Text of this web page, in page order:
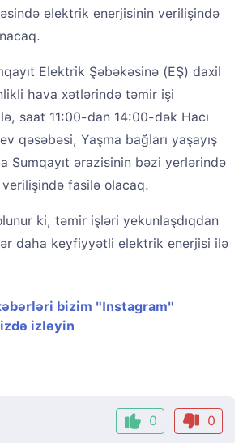
elektrik enerjisinin verilişində
Elektrik Şəbəkəsinə (EŞ) daxil
hava xətlərində təmir işi
saat 11:00-dan 14:00-dək Hacı
qəsəbəsi, Yaşma bağları yaşayış
Sumqayıt ərazisinin bəzi yerlərində
fasilə olacaq.
ki, təmir işləri yekunlaşdıqdan
daha keyfiyyətli elektrik enerjisi ilə
bizim "Instagram"
izləyin
0 0